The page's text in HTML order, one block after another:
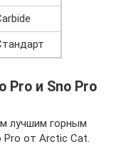
Pro и Sno Pro
лучшим горным
Pro от Arctic Cat.